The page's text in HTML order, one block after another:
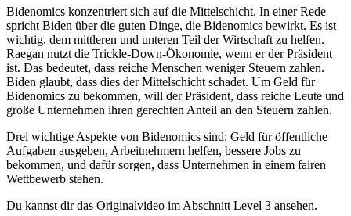
Bidenomics konzentriert sich auf die Mittelschicht. In einer Rede
spricht Biden über die guten Dinge, die Bidenomics bewirkt. Es ist
wichtig, dem mittleren und unteren Teil der Wirtschaft zu helfen.
Raegan nutzt die Trickle-Down-Ökonomie, wenn er der Präsident
ist. Das bedeutet, dass reiche Menschen weniger Steuern zahlen.
Biden glaubt, dass dies der Mittelschicht schadet. Um Geld für
Bidenomics zu bekommen, will der Präsident, dass reiche Leute und
große Unternehmen ihren gerechten Anteil an den Steuern zahlen.
Drei wichtige Aspekte von Bidenomics sind: Geld für öffentliche
Aufgaben ausgeben, Arbeitnehmern helfen, bessere Jobs zu
bekommen, und dafür sorgen, dass Unternehmen in einem fairen
Wettbewerb stehen.
Du kannst dir das Originalvideo im Abschnitt Level 3 ansehen.